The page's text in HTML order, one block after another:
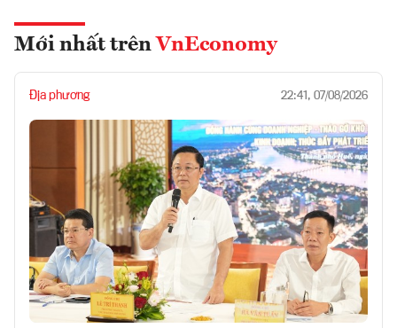
Mới nhất trên VnEconomy
Địa phương 22:41, 07/08/2026